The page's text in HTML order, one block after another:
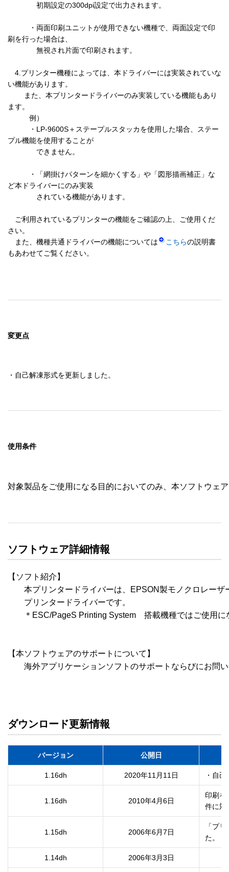
初期設定の300dpi設定で出力されます。
・両面印刷ユニットが使用できない機種で、両面設定で印
刷を行った場合は、
無視され片面で印刷されます。
4.プリンター機種によっては、本ドライバーには実装されていな
い機能があります。
また、本プリンタードライバーのみ実装している機能もあり
ます。
例）
・LP-9600S＋ステープルスタッカを使用した場合、ステー
プル機能を使用することが
できません。
・「網掛けパターンを細かくする」や「図形描画補正」な
ど本ドライバーにのみ実装
されている機能があります。
ご利用されているプリンターの機能をご確認の上、ご使用くだ
さい。
また、機種共通ドライバーの機能については
こちらの説明書
もあわせてご覧ください。
変更点
・自己解凍形式を更新しました。
使用条件
対象製品をご使用になる目的においてのみ、本ソフトウェ
ソフトウェア詳細情報
【ソフト紹介】
本プリンタードライバーは、EPSON製モノクロレーザ
プリンタードライバーです。
＊ESC/PageS Printing System　搭載機種ではご使用に
【本ソフトウェアのサポートについて】
海外アプリケーションソフトのサポートならびにお問い
ダウンロード更新情報
バージョン 公開日
1.16dh 2020年11月11日 ・自
1.16dh 2010年4月6日
印刷を
1.15dh 2006年6月7日
「プ
た。
1.14dh 2006年3月3日